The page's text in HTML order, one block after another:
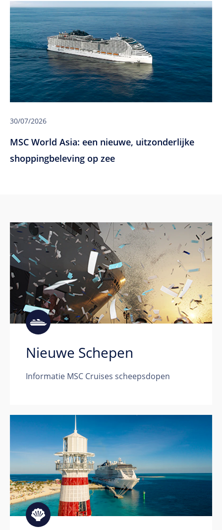
30/07/2026
MSC World Asia: een nieuwe, uitzonderlijke
shoppingbeleving op zee
Nieuwe Schepen
Informatie MSC Cruises scheepsdopen